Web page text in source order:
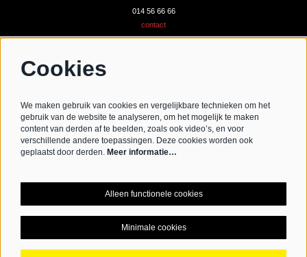
014 56 66 66
contact
Schrijf je in voor de nieuwsbrief
Schrijf mij in aub
© CC De Werft
Cookies
We maken gebruik van cookies en vergelijkbare technieken om het
gebruik van de website te analyseren, om het mogelijk te maken
content van derden af te beelden, zoals ook video’s, en voor
verschillende andere toepassingen. Deze cookies worden ook
geplaatst door derden. Meer informatie…
Alleen functionele cookies
Minimale cookies